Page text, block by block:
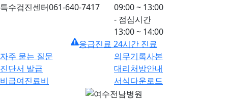
특수검진센터061-640-7417
09:00 ~ 13:00
- 점심시간
13:00 ~ 14:00
응급진료 24시간 진료
자주 묻는 질문
의무기록사본
진단서 발급
대리처방안내
비급여진료비
서식다운로드